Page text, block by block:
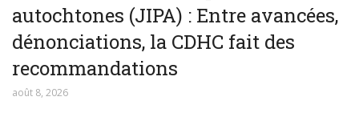
autochtones (JIPA) : Entre avancées,
dénonciations, la CDHC fait des
recommandations
août 8, 2026